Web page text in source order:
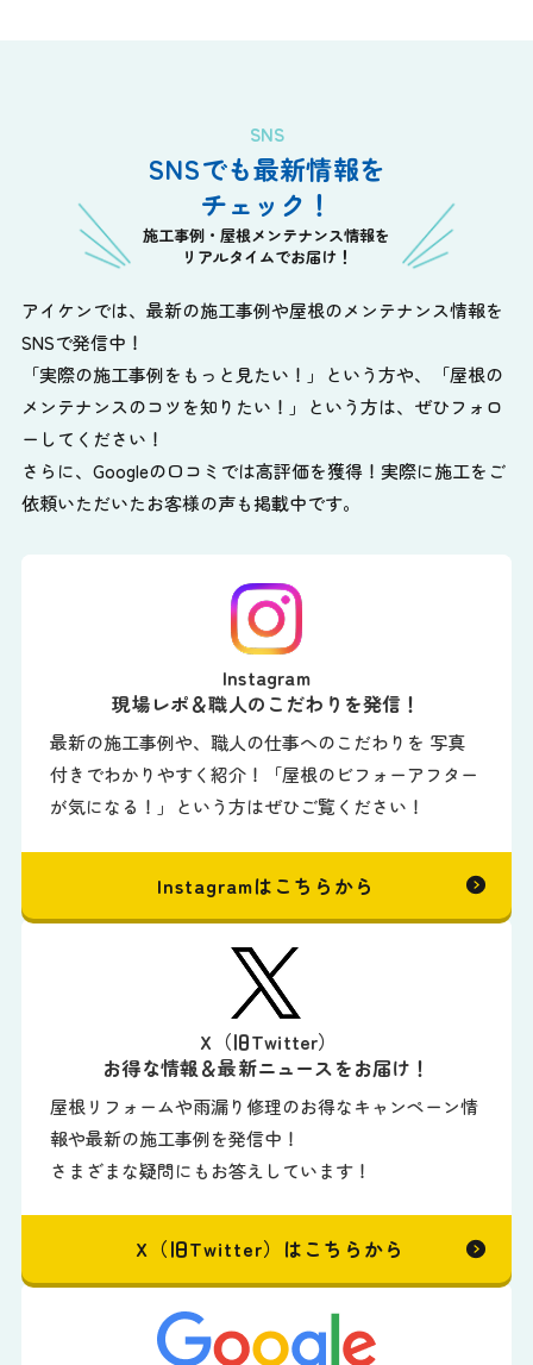
SNS
SNSでも最新情報を
チェック！
施工事例・屋根メンテナンス情報を
リアルタイムでお届け！
アイケンでは、最新の施工事例や屋根のメンテナンス情報を
SNSで発信中！
「実際の施工事例をもっと見たい！」という方や、
「屋根の
メンテナンスのコツを知りたい！」という方は、ぜひフォロ
ーしてください！
さらに、Googleの口コミでは高評価を獲得！実際に施工をご
依頼いただいたお客様の声も掲載中です。
Instagram
現場レポ＆職人のこだわりを発信！
最新の施工事例や、職人の仕事へのこだわりを 写真
付きでわかりやすく紹介！「屋根のビフォーアフター
が気になる！」という方はぜひご覧ください！
Instagramはこちらから
X（旧Twitter）
お得な情報＆最新ニュースをお届け！
屋根リフォームや雨漏り修理のお得なキャンペーン情
報や最新の施工事例を発信中！
さまざまな疑問にもお答えしています！
X（旧Twitter）はこちらから